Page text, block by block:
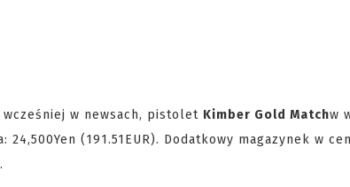
w newsach, pistolet Kimber Gold Matchw
(191.51EUR). Dodatkowy magazynek w